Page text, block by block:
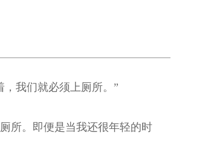
我们就必须上厕所。”
所。即便是当我还很年轻的时